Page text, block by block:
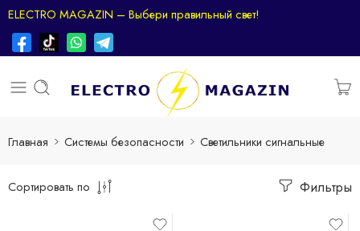
ELECTRO MAGAZIN – Выбери правильный свет!
Главная Системы безопасности Светильники сигнальные
Фильтры
Сортировать по